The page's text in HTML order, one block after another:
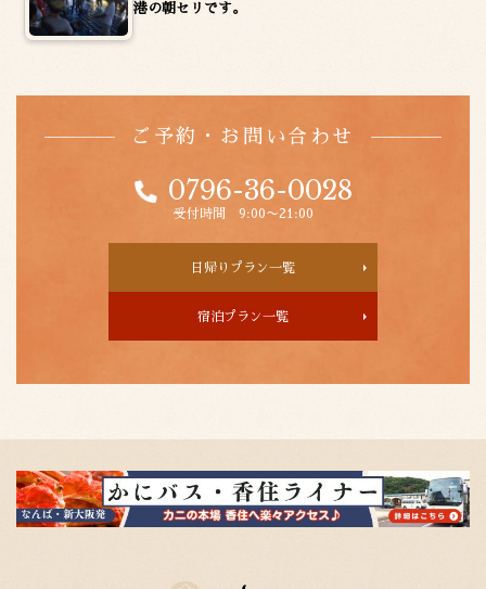
港の朝セリです。
ご予約・お問い合わせ
0796-36-0028
受付時間 9:00〜21:00
日帰りプラン一覧
宿泊プラン一覧